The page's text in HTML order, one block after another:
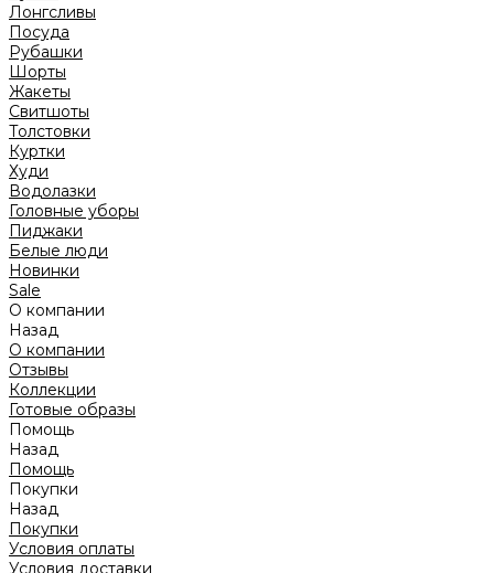
Лонгсливы
Посуда
Рубашки
Шорты
Жакеты
Свитшоты
Толстовки
Куртки
Худи
Водолазки
Головные уборы
Пиджаки
Белые люди
Новинки
Sale
О компании
Назад
О компании
Отзывы
Коллекции
Готовые образы
Помощь
Назад
Помощь
Покупки
Назад
Покупки
Условия оплаты
Условия доставки